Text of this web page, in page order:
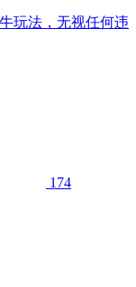
玩法，无视任何违
174